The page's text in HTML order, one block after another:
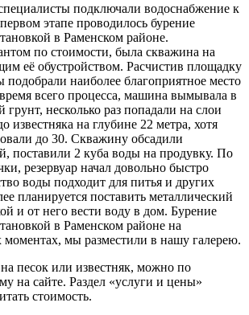
подключали водоснабжение к
этапе проводилось бурение
в Раменском районе.
по стоимости, была скважина на
её обустройством. Расчистив площадку
подобрали наиболее благоприятное место
всего процесса, машина вымывала в
несколько раз попадали на слои
известняка на глубине 22 метра, хотя
до 30. Скважину обсадили
поставили 2 куба воды на продувку. По
резервуар начал довольно быстро
воды подходит для питья и других
планируется поставить металлический
и от него вести воду в дом. Бурение
в Раменском районе на
моментах, мы разместили в нашу галерею.
песок или известняк, можно по
на сайте. Раздел «услуги и цены»
стоимость.